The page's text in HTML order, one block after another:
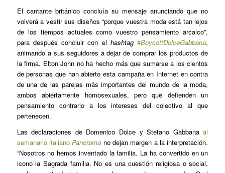
El cantante británico concluía su mensaje anunciando que no
volverá a vestir sus diseños “porque vuestra moda está tan lejos
de los tiempos actuales como vuestro pensamiento arcaico”,
para después concluir con elhashtag #BoycottDolceGabbana,
animando a sus seguidores a dejar de comprar los productos de
la firma. Elton John no ha hecho más que sumarse a los cientos
de personas que han abierto esta campaña en Internet en contra
de una de las parejas más importantes del mundo de la moda,
ambos abiertamente homosexuales, pero que defienden un
pensamiento contrario a los intereses del colectivo al que
pertenecen.
Las declaraciones de Domenico Dolce y Stefano Gabbanaal
semanario italianoPanorama no dejan margen a la interpretación.
“Nosotros no hemos inventado la familia. La ha convertido en un
icono la Sagrada familia. No es una cuestión religiosa o social,